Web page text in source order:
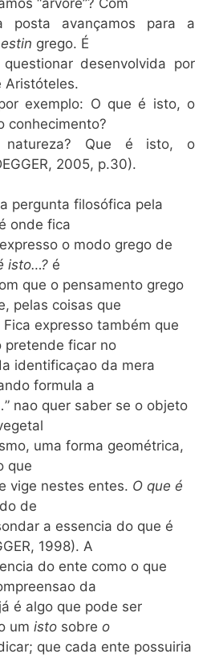
posta avançamos para a
grego. É
desenvolvida por
Aristóteles.
exemplo: O que é isto, o
conhecimento?
Que é isto, o
2005, p.30).
pergunta filosófica pela
onde fica
o modo grego de
isto…? é
que o pensamento grego
pelas coisas que
expresso também que
pretende ficar no
identificaçao da mera
formula a
” nao quer saber se o objeto
uma forma geométrica,
que
vige nestes entes. O que é
de
a essencia do que é
1998). A
do ente como o que
da
é algo que pode ser
um isto sobre o
que cada ente possuiria